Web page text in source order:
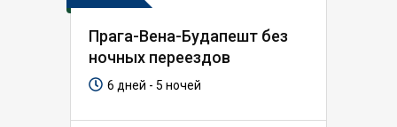
Прага-Вена-Будапешт без
ночных переездов
6 дней - 5 ночей